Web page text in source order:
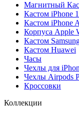
Магнитный
Кастом iPhone
Кастом iPhone
Корпуса Apple
Кастом
Кастом Huawei
Часы
Чехлы для
Чехлы Airpods
Кроссовки
Коллекции